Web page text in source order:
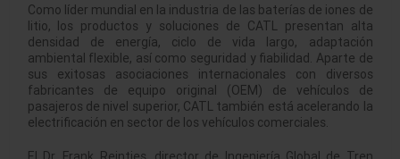
Como líder mundial en la industria de las baterías de iones de
litio, los productos y soluciones de CATL presentan alta
densidad de energía, ciclo de vida largo, adaptación
ambiental flexible, así como seguridad y fiabilidad. Aparte de
sus exitosas asociaciones internacionales con diversos
fabricantes de equipo original (OEM) de vehículos de
pasajeros de nivel superior, CATL también está acelerando la
electrificación en sector de los vehículos comerciales.